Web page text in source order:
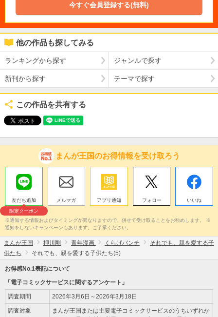
今すぐ会員登録する(無料)
他の作品も探してみる
ランキングから探す ジャンルで探す
新刊から探す テーマで探す
この作品を共有する
まんが王国のお得情報を受け取ろう
友だち追加
限定クーポン
メルマガ アプリ通知 フォロー いいね
※通知する情報およびタイミングが異なりますので、併せて受け取ることをお勧めします。 ※
通知をしないキャンペーンもあります。ご了承ください。
まんが王国 押川剛 青年漫画 くらげバンチ
それでも、親を愛する子
供たち
それでも、親を愛する子供たち(5)
お得感No.1表記について
「電子コミックサービスに関するアンケート」
調査期間 2026年3月6日～2026年3月18日
調査対象
まんが王国または主要電子コミックサービスのうちいずれか